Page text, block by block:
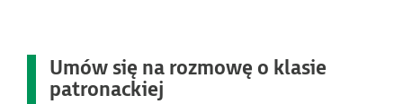
Umów się na rozmowę o klasie
patronackiej